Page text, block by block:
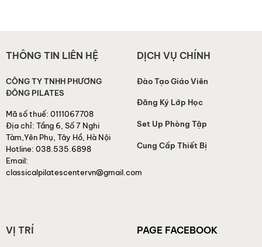
THÔNG TIN LIÊN HỆ
CÔNG TY TNHH PHƯƠNG
ĐÔNG PILATES
Mã số thuế: 0111067708
Địa chỉ: Tầng 6, Số 7 Nghi
Tàm,Yên Phụ, Tây Hồ, Hà Nội
Hotline: 038.535.6898
Email:
classicalpilatescentervn@gmail.com
DỊCH VỤ CHÍNH
Đào Tạo Giáo Viên
Đăng Ký Lớp Học
Set Up Phòng Tập
Cung Cấp Thiết Bị
VỊ TRÍ PAGE FACEBOOK